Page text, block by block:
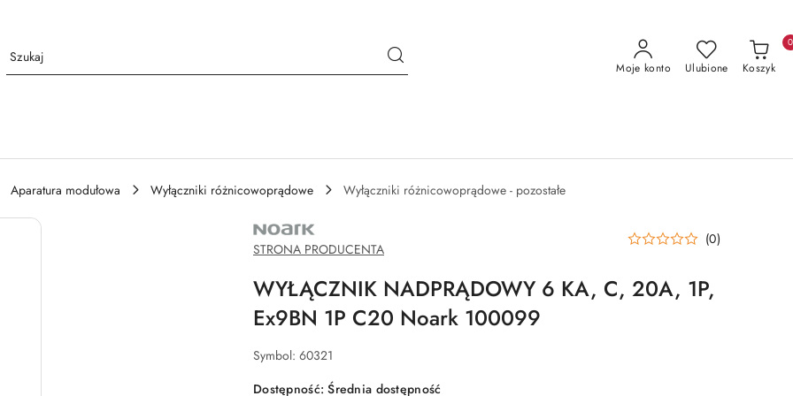
Moje konto Ulubione Koszyk
0
Aparatura modułowa Wyłączniki różnicowoprądowe
Wyłączniki różnicowoprądowe - pozostałe
NAZWA
PRODUCENTA:
NOARK
STRONA PRODUCENTA
(0)
WYŁĄCZNIK NADPRĄDOWY 6 KA, C, 20A, 1P,
Ex9BN 1P C20 Noark 100099
Symbol: 60321
Dostępność:Średnia dostępność